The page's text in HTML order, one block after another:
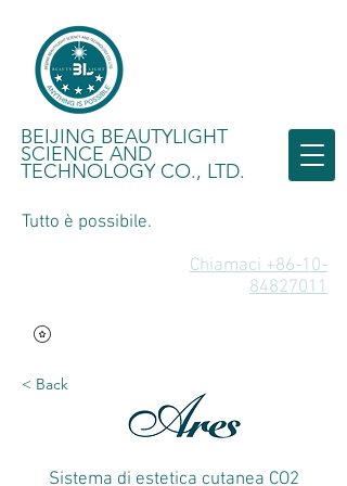
BEIJING BEAUTYLIGHT
SCIENCE AND
TECHNOLOGY CO., LTD.
Tutto è possibile.
Chiamaci +86-10-
84827011
< Back
Sistema di estetica cutanea CO2